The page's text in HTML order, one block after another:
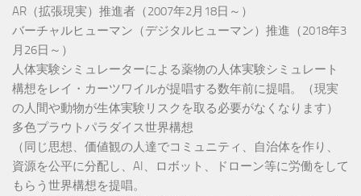
AR（拡張現実）推進者（2007年2月18日～）
バーチャルヒューマン（デジタルヒューマン）推進（2018年3
月26日～）
人体実験シミュレーターによる薬物の人体実験シミュレート
構想をレイ・カーツワイルが提唱する数年前に提唱。（現実
の人間や動物が生体実験リスクを取る必要がなくなります）
多色プラウトパラダイス世界構想
（同じ思想、価値観の人達でコミュニティ、自治体を作り、
資源を公平に分配し、AI、ロボット、ドローン等に労働をして
もらう世界構想を提唱。